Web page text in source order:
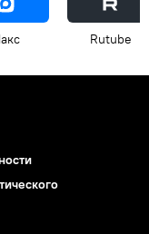
Rutube